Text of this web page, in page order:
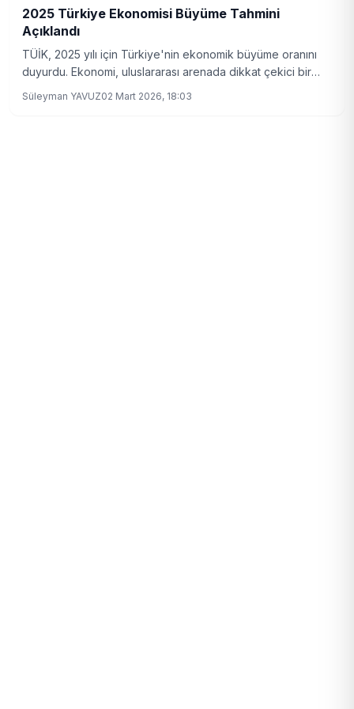
2025 Türkiye Ekonomisi Büyüme Tahmini
Açıklandı
TÜİK, 2025 yılı için Türkiye'nin ekonomik büyüme oranını
duyurdu. Ekonomi, uluslararası arenada dikkat çekici bir
Süleyman YAVUZ02 Mart 2026, 18:03